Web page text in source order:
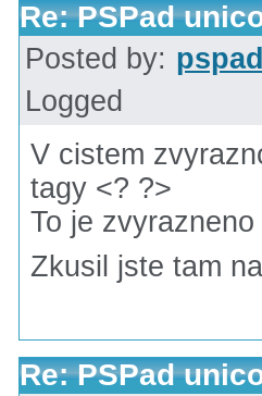
Re: PSPad
Posted by:
Logged
V cistem
tagy <? ?>
To je
Zkusil jste tam
Re: PSPad